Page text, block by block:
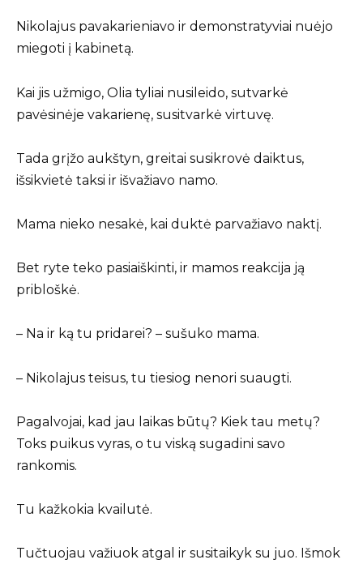
Nikolajus pavakarieniavo ir demonstratyviai nuėjo
miegoti į kabinetą.
Kai jis užmigo, Olia tyliai nusileido, sutvarkė
pavėsinėje vakarienę, susitvarkė virtuvę.
Tada grįžo aukštyn, greitai susikrovė daiktus,
išsikvietė taksi ir išvažiavo namo.
Mama nieko nesakė, kai duktė parvažiavo naktį.
Bet ryte teko pasiaiškinti, ir mamos reakcija ją
pribloškė.
– Na ir ką tu pridarei? – sušuko mama.
– Nikolajus teisus, tu tiesiog nenori suaugti.
Pagalvojai, kad jau laikas būtų? Kiek tau metų?
Toks puikus vyras, o tu viską sugadini savo
rankomis.
Tu kažkokia kvailutė.
Tučtuojau važiuok atgal ir susitaikyk su juo. Išmok